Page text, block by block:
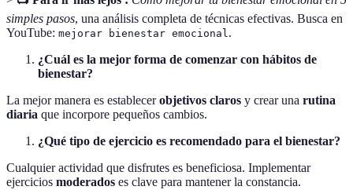
simples pasos, una análisis completa de técnicas efectivas. Busca en
YouTube: mejorar bienestar emocional.
¿Cuál es la mejor forma de comenzar con hábitos de
bienestar?
La mejor manera es establecerobjetivos claros y crear una rutina
diaria que incorpore pequeños cambios.
¿Qué tipo de ejercicio es recomendado para el bienestar?
Cualquier actividad que disfrutes es beneficiosa. Implementar
ejercicios moderados es clave para mantener la constancia.